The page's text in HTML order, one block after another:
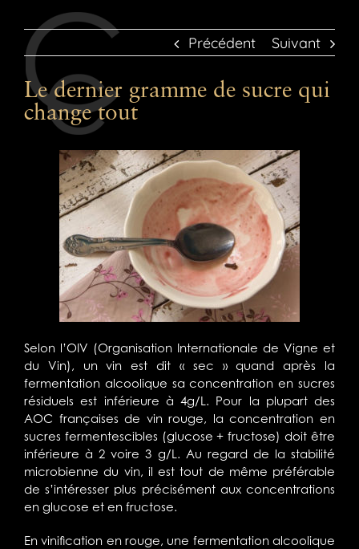
Précédent Suivant
Le dernier gramme de sucre qui
change tout
Selon l’OIV (Organisation Internationale de Vigne et
du Vin), un vin est dit « sec » quand après la
fermentation alcoolique sa concentration en sucres
résiduels est inférieure à 4g/L. Pour la plupart des
AOC françaises de vin rouge, la concentration en
sucres fermentescibles (glucose + fructose) doit être
inférieure à 2 voire 3 g/L. Au regard de la stabilité
microbienne du vin, il est tout de même préférable
de s’intéresser plus précisément aux concentrations
en glucose et en fructose.
En vinification en rouge, une fermentation alcoolique